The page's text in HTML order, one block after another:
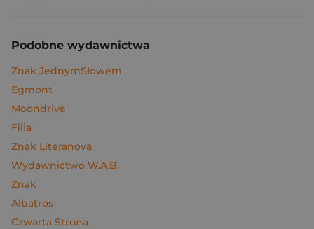
Podobne wydawnictwa
Znak JednymSłowem
Egmont
Moondrive
Filia
Znak Literanova
Wydawnictwo W.A.B.
Znak
Albatros
Czwarta Strona